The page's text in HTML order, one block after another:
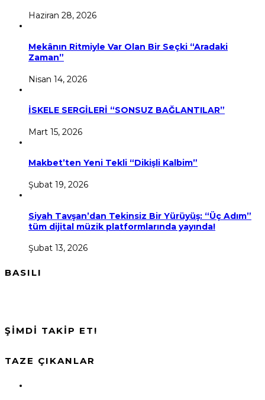
Haziran 28, 2026
Mekânın Ritmiyle Var Olan Bir Seçki “Aradaki
Zaman”
Nisan 14, 2026
İSKELE SERGİLERİ “SONSUZ BAĞLANTILAR”
Mart 15, 2026
Makbet’ten Yeni Tekli “Dikişli Kalbim”
Şubat 19, 2026
Siyah Tavşan’dan Tekinsiz Bir Yürüyüş: “Üç Adım”
tüm dijital müzik platformlarında yayında!
Şubat 13, 2026
BASILI
ŞİMDİ TAKİP ET!
TAZE ÇIKANLAR